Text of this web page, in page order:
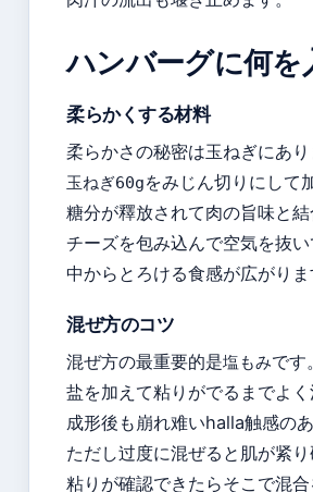
ハンバーグに何
柔らかくする材料
柔らかさの秘密は玉ねぎにあり
玉ねぎ60gをみじん切りにして
糖分が釋放されて肉の旨味と
チーズを包み込んで空気を抜
中からとろける食感が広がり
混ぜ方のコツ
混ぜ方の最重要的是塩もみです。
盐を加えて粘りがでるまでよ
成形後も崩れ难いhalla触感の
ただし过度に混ぜると肌が紧り
粘りが確認できたらそこで混